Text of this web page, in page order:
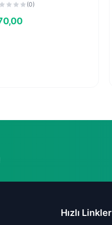
(0)
Hızlı Linkler